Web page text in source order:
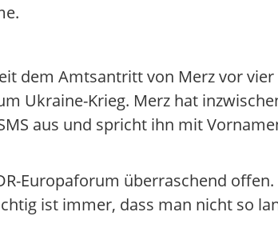
dem Amtsantritt von Merz vor vier
Ukraine-Krieg. Merz hat
aus und spricht ihn mit
Europaforum überraschend
ist immer, dass man nicht so